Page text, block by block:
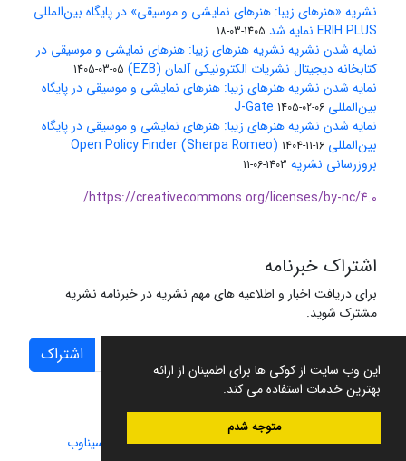
این وب سایت از کوکی ها برای اطمینان از ارائه
بهترین خدمات استفاده می کند.
متوجه شدم
نشریه «هنرهای زیبا: هنرهای نمایشی و موسیقی» در پایگاه بین‌المللی
ERIH PLUS نمایه شد
1405-03-18
نمایه شدن نشریه نشریه هنرهای زیبا: هنرهای نمایشی و موسیقی در
کتابخانه دیجیتال نشریات الکترونیکی آلمان (EZB)
1405-03-05
نمایه شدن نشریه هنرهای زیبا: هنرهای نمایشی و موسیقی در پایگاه
بین‌المللی J-Gate 1405-02-06
نمایه شدن نشریه هنرهای زیبا: هنرهای نمایشی و موسیقی در پایگاه
بین‌المللی Open Policy Finder (Sherpa Romeo) 1404-11-16
بروزرسانی نشریه 1403-06-11
https://creativecommons.org/licenses/by-nc/4.0/
اشتراک خبرنامه
برای دریافت اخبار و اطلاعیه های مهم نشریه در خبرنامه نشریه
مشترک شوید.
اشتراک
سامانه مدیریت نشریات علمی.طراحی و پیاده سازی از سیناوب